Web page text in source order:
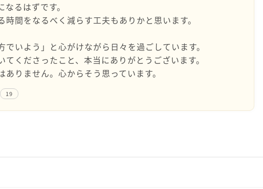
るはずです。
時間をなるべく減らす工夫もありかと思います。
いよう」と心がけながら日々を過ごしています。
てくださったこと、本当にありがとうございます。
ありません。心からそう思っています。
19